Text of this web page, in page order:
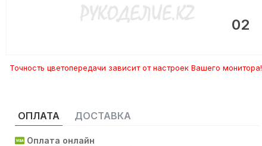
02
Точность цветопередачи зависит от настроек Вашего монитора!
ОПЛАТА ДОСТАВКА
Оплата онлайн